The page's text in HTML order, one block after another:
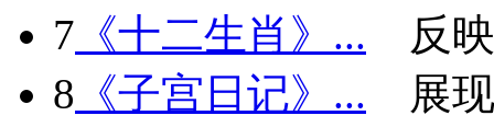
7 《十二生肖》...
反
8 《子宫日记》...
展